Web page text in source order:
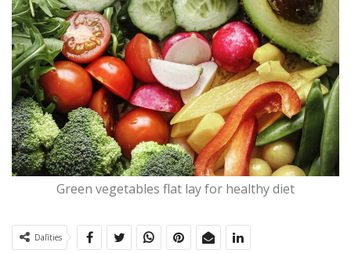
Green vegetables flat lay for healthy diet
Dalīties